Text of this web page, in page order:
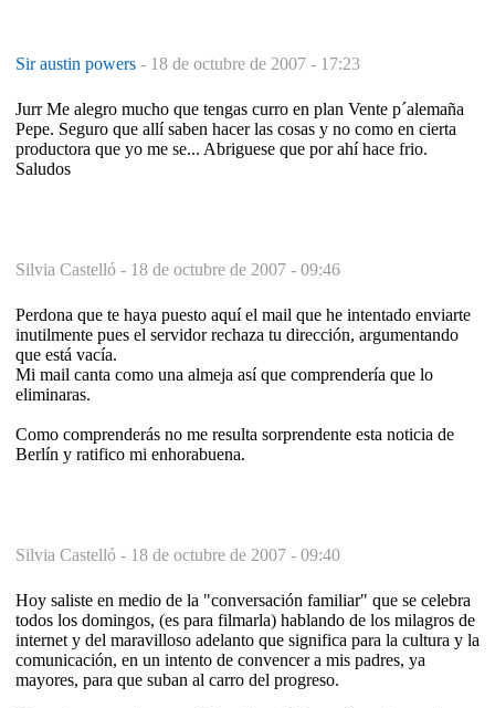
Sir austin powers - 18 de octubre de 2007 - 17:23
Jurr Me alegro mucho que tengas curro en plan Vente p´alemaña
Pepe. Seguro que allí saben hacer las cosas y no como en cierta
productora que yo me se... Abriguese que por ahí hace frio.
Saludos
Silvia Castelló - 18 de octubre de 2007 - 09:46
Perdona que te haya puesto aquí el mail que he intentado enviarte
inutilmente pues el servidor rechaza tu dirección, argumentando
que está vacía.
Mi mail canta como una almeja así que comprendería que lo
eliminaras.
Como comprenderás no me resulta sorprendente esta noticia de
Berlín y ratifico mi enhorabuena.
Silvia Castelló - 18 de octubre de 2007 - 09:40
Hoy saliste en medio de la "conversación familiar" que se celebra
todos los domingos, (es para filmarla) hablando de los milagros de
internet y del maravilloso adelanto que significa para la cultura y la
comunicación, en un intento de convencer a mis padres, ya
mayores, para que suban al carro del progreso.